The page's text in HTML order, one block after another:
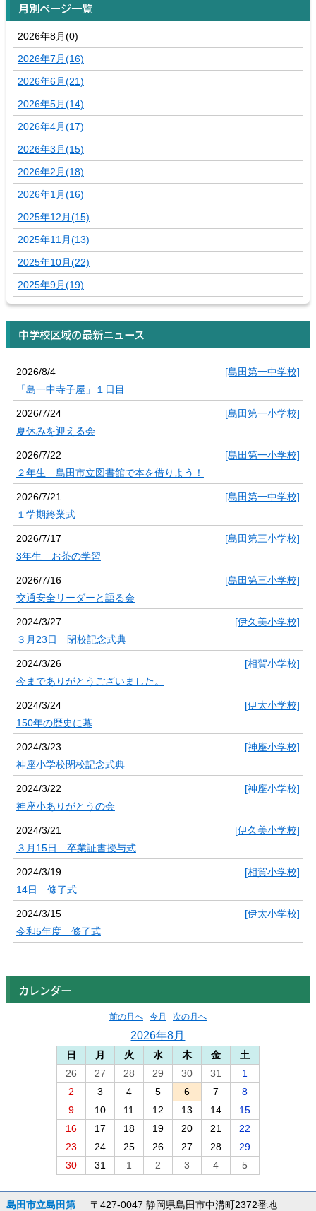
月別ページ一覧
2026年8月(0)
2026年7月(16)
2026年6月(21)
2026年5月(14)
2026年4月(17)
2026年3月(15)
2026年2月(18)
2026年1月(16)
2025年12月(15)
2025年11月(13)
2025年10月(22)
2025年9月(19)
中学校区域の最新ニュース
2026/8/4
[島田第一中学校]
「島一中寺子屋」１日目
2026/7/24
[島田第一小学校]
夏休みを迎える会
2026/7/22
[島田第一小学校]
２年生 島田市立図書館で本を借りよう！
2026/7/21
[島田第一中学校]
１学期終業式
2026/7/17
[島田第三小学校]
3年生 お茶の学習
2026/7/16
[島田第三小学校]
交通安全リーダーと語る会
2024/3/27
[伊久美小学校]
３月23日 閉校記念式典
2024/3/26
[相賀小学校]
今までありがとうございました。
2024/3/24
[伊太小学校]
150年の歴史に幕
2024/3/23
[神座小学校]
神座小学校閉校記念式典
2024/3/22
[神座小学校]
神座小ありがとうの会
2024/3/21
[伊久美小学校]
３月15日 卒業証書授与式
2024/3/19
[相賀小学校]
14日 修了式
2024/3/15
[伊太小学校]
令和5年度 修了式
カレンダー
前の月へ 今月 次の月へ
2026年8月
日 月 火 水 木 金
土
26
27 28 29 30 31
1
2
3 4 5 6 7
8
9
10 11 12 13 14
15
16
17 18 19 20 21
22
23
24 25 26 27 28
29
30
31 1 2 3 4 5
島田市立島田第 〒427-0047 静岡県島田市中溝町2372番地